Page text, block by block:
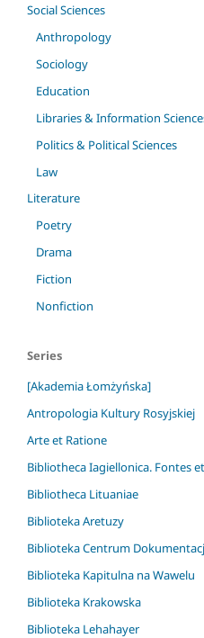
Social Sciences
Anthropology
Sociology
Education
Libraries & Information
Politics & Political Sciences
Law
Literature
Poetry
Drama
Fiction
Nonfiction
Series
[Akademia Łomżyńska]
Antropologia Kultury Rosyjskiej
Arte et Ratione
Bibliotheca Iagiellonica. Fontes
Bibliotheca Lituaniae
Biblioteka Aretuzy
Biblioteka Centrum
Biblioteka Kapitulna na Wawelu
Biblioteka Krakowska
Biblioteka Lehahayer